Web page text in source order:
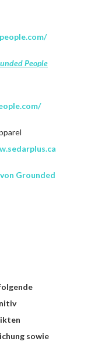
People
Grounded
sowie